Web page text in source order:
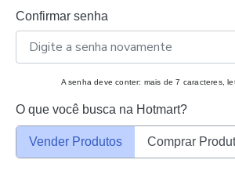
Confirmar senha
A senha deve conter: mais de 7 caracteres,
O que você busca na Hotmart?
Vender Produtos Comprar